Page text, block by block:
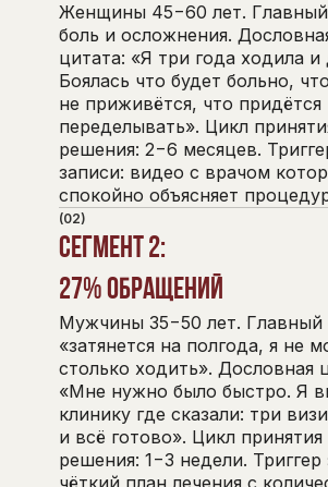
Женщины 45−60 лет. Главный
боль и осложнения.
цитата: «Я три года ходила и
Боялась что будет больно, что
не приживётся, что придётся
переделывать». Цикл
решения: 2−6 месяцев.
записи: видео с врачом
спокойно объясняет
(02)
Сегмент 2:
27% обращений
Мужчины 35−50 лет. Главный
«затянется на полгода, я не
столько ходить». Дословная
«Мне нужно было быстро. Я
клинику где сказали: три
и всё готово». Цикл принятия
решения: 1−3 недели. Триггер